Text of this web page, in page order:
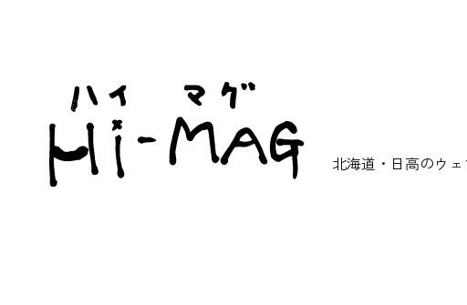
北海道・日高のウ